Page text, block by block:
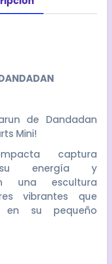
de Dandadan
Mini!
captura
su energía y
una escultura
vibrantes que
en su pequeño